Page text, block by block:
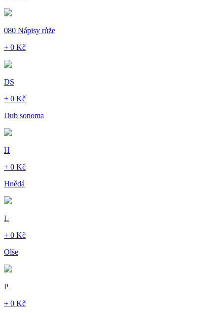
080 Nápisy růže
+ 0 Kč
DS
+ 0 Kč
Dub sonoma
H
+ 0 Kč
Hnědá
L
+ 0 Kč
Olše
P
+ 0 Kč